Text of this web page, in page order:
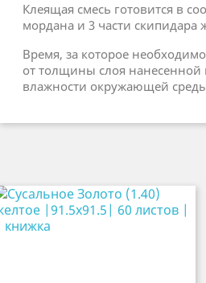
Клеящая смесь готовится в
мордана и 3 части
Время, за которое
от толщины слоя нанесенной
влажности окружающей